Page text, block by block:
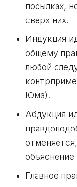
посылках,
сверх них.
Индукция
общему
любой
Юма).
Абдукция
Главное